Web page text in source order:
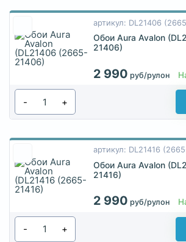
артикул: DL21406
Обои Aura Avalon
21406)
2 990 руб/рулон
- +
артикул: DL21416
Обои Aura Avalon
21416)
2 990 руб/рулон
- +